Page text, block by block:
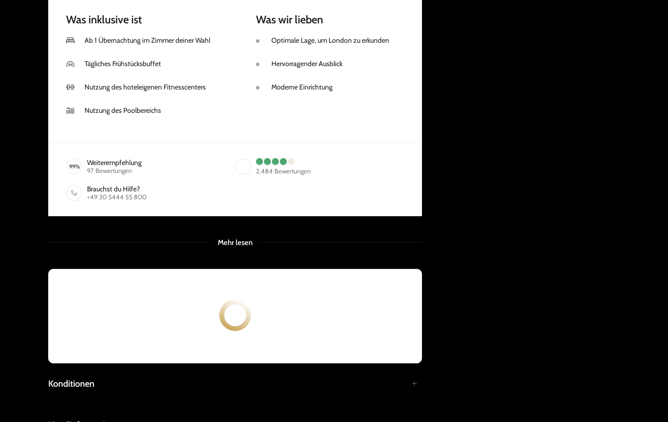
Was inklusive ist
Ab 1 Übernachtung im Zimmer deiner Wahl
Tägliches Frühstücksbuffet
Nutzung des hoteleigenen Fitnesscenters
Nutzung des Poolbereichs
Was wir lieben
Optimale Lage, um London zu erkunden
Hervorragender Ausblick
Moderne Einrichtung
99% Weiterempfehlung
97 Bewertungen 2.484 Bewertungen
Brauchst du Hilfe?
+49 30 5444 55 800
Mehr lesen
Konditionen